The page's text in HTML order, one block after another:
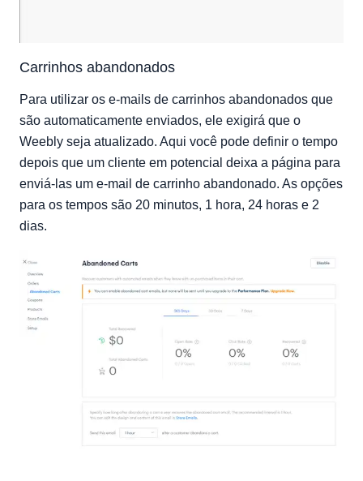
Carrinhos abandonados
Para utilizar os e-mails de carrinhos abandonados que
são automaticamente enviados, ele exigirá que o
Weebly seja atualizado. Aqui você pode definir o tempo
depois que um cliente em potencial deixa a página para
enviá-las um e-mail de carrinho abandonado. As opções
para os tempos são 20 minutos, 1 hora, 24 horas e 2
dias.